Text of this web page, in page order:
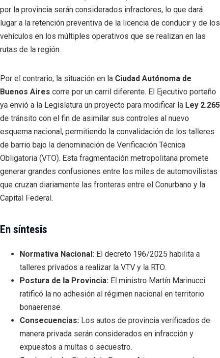
por la provincia serán considerados infractores, lo que dará
lugar a la retención preventiva de la licencia de conducir y de los
vehículos en los múltiples operativos que se realizan en las
rutas de la región.
Por el contrario, la situación en la Ciudad Autónoma de
Buenos Aires corre por un carril diferente. El Ejecutivo porteño
ya envió a la Legislatura un proyecto para modificar la Ley 2.265
de tránsito con el fin de asimilar sus controles al nuevo
esquema nacional, permitiendo la convalidación de los talleres
de barrio bajo la denominación de Verificación Técnica
Obligatoria (VTO). Esta fragmentación metropolitana promete
generar grandes confusiones entre los miles de automovilistas
que cruzan diariamente las fronteras entre el Conurbano y la
Capital Federal.
En síntesis
Normativa Nacional: El decreto 196/2025 habilita a
talleres privados a realizar la VTV y la RTO.
Postura de la Provincia: El ministro Martín Marinucci
ratificó la no adhesión al régimen nacional en territorio
bonaerense.
Consecuencias: Los autos de provincia verificados de
manera privada serán considerados en infracción y
expuestos a multas o secuestro.